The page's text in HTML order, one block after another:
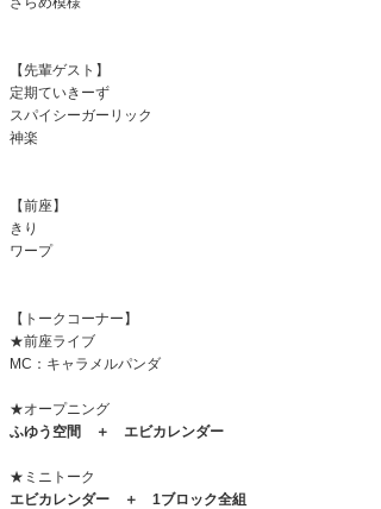
【先輩ゲスト】
定期ていきーず
スパイシーガーリック
神楽
【前座】
きり
ワープ
【トークコーナー】
★前座ライブ
MC：キャラメルパンダ
★オープニング
ふゆう空間 ＋ エビカレンダー
★ミニトーク
エビカレンダー ＋ 1ブロック全組